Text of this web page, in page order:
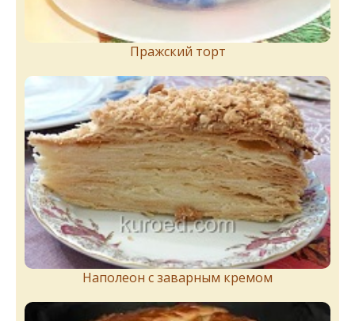
Пражский торт
Наполеон с заварным кремом